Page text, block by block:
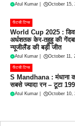
Atul Kumar October 15,
फैंटसी टिप्स
World Cup 2025 :
अर्धशतक केर-तहुहु की
न्यूजीलैंड की बड़ी जीत
Atul Kumar October 11,
फैंटसी टिप्स
S Mandhana : मंधाना
सबसे ज्यादा रन – टूटा
Atul Kumar October 10,